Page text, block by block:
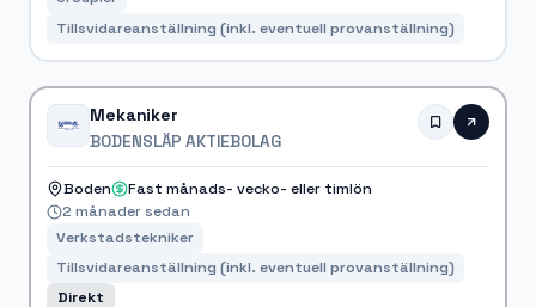
Tillsvidareanställning (inkl. eventuell provanställning)
Mekaniker
BODENSLÄP AKTIEBOLAG
Boden
Fast månads- vecko- eller timlön
2 månader sedan
Verkstadstekniker
Tillsvidareanställning (inkl. eventuell provanställning)
Direkt